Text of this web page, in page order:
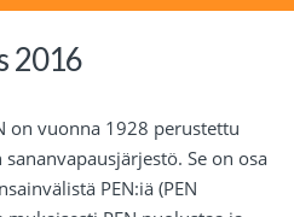
2016
on vuonna 1928 perustettu
Se on osa
PEN:iä (PEN